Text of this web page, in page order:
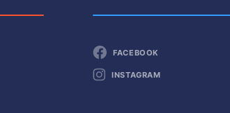
FACEBOOK
INSTAGRAM